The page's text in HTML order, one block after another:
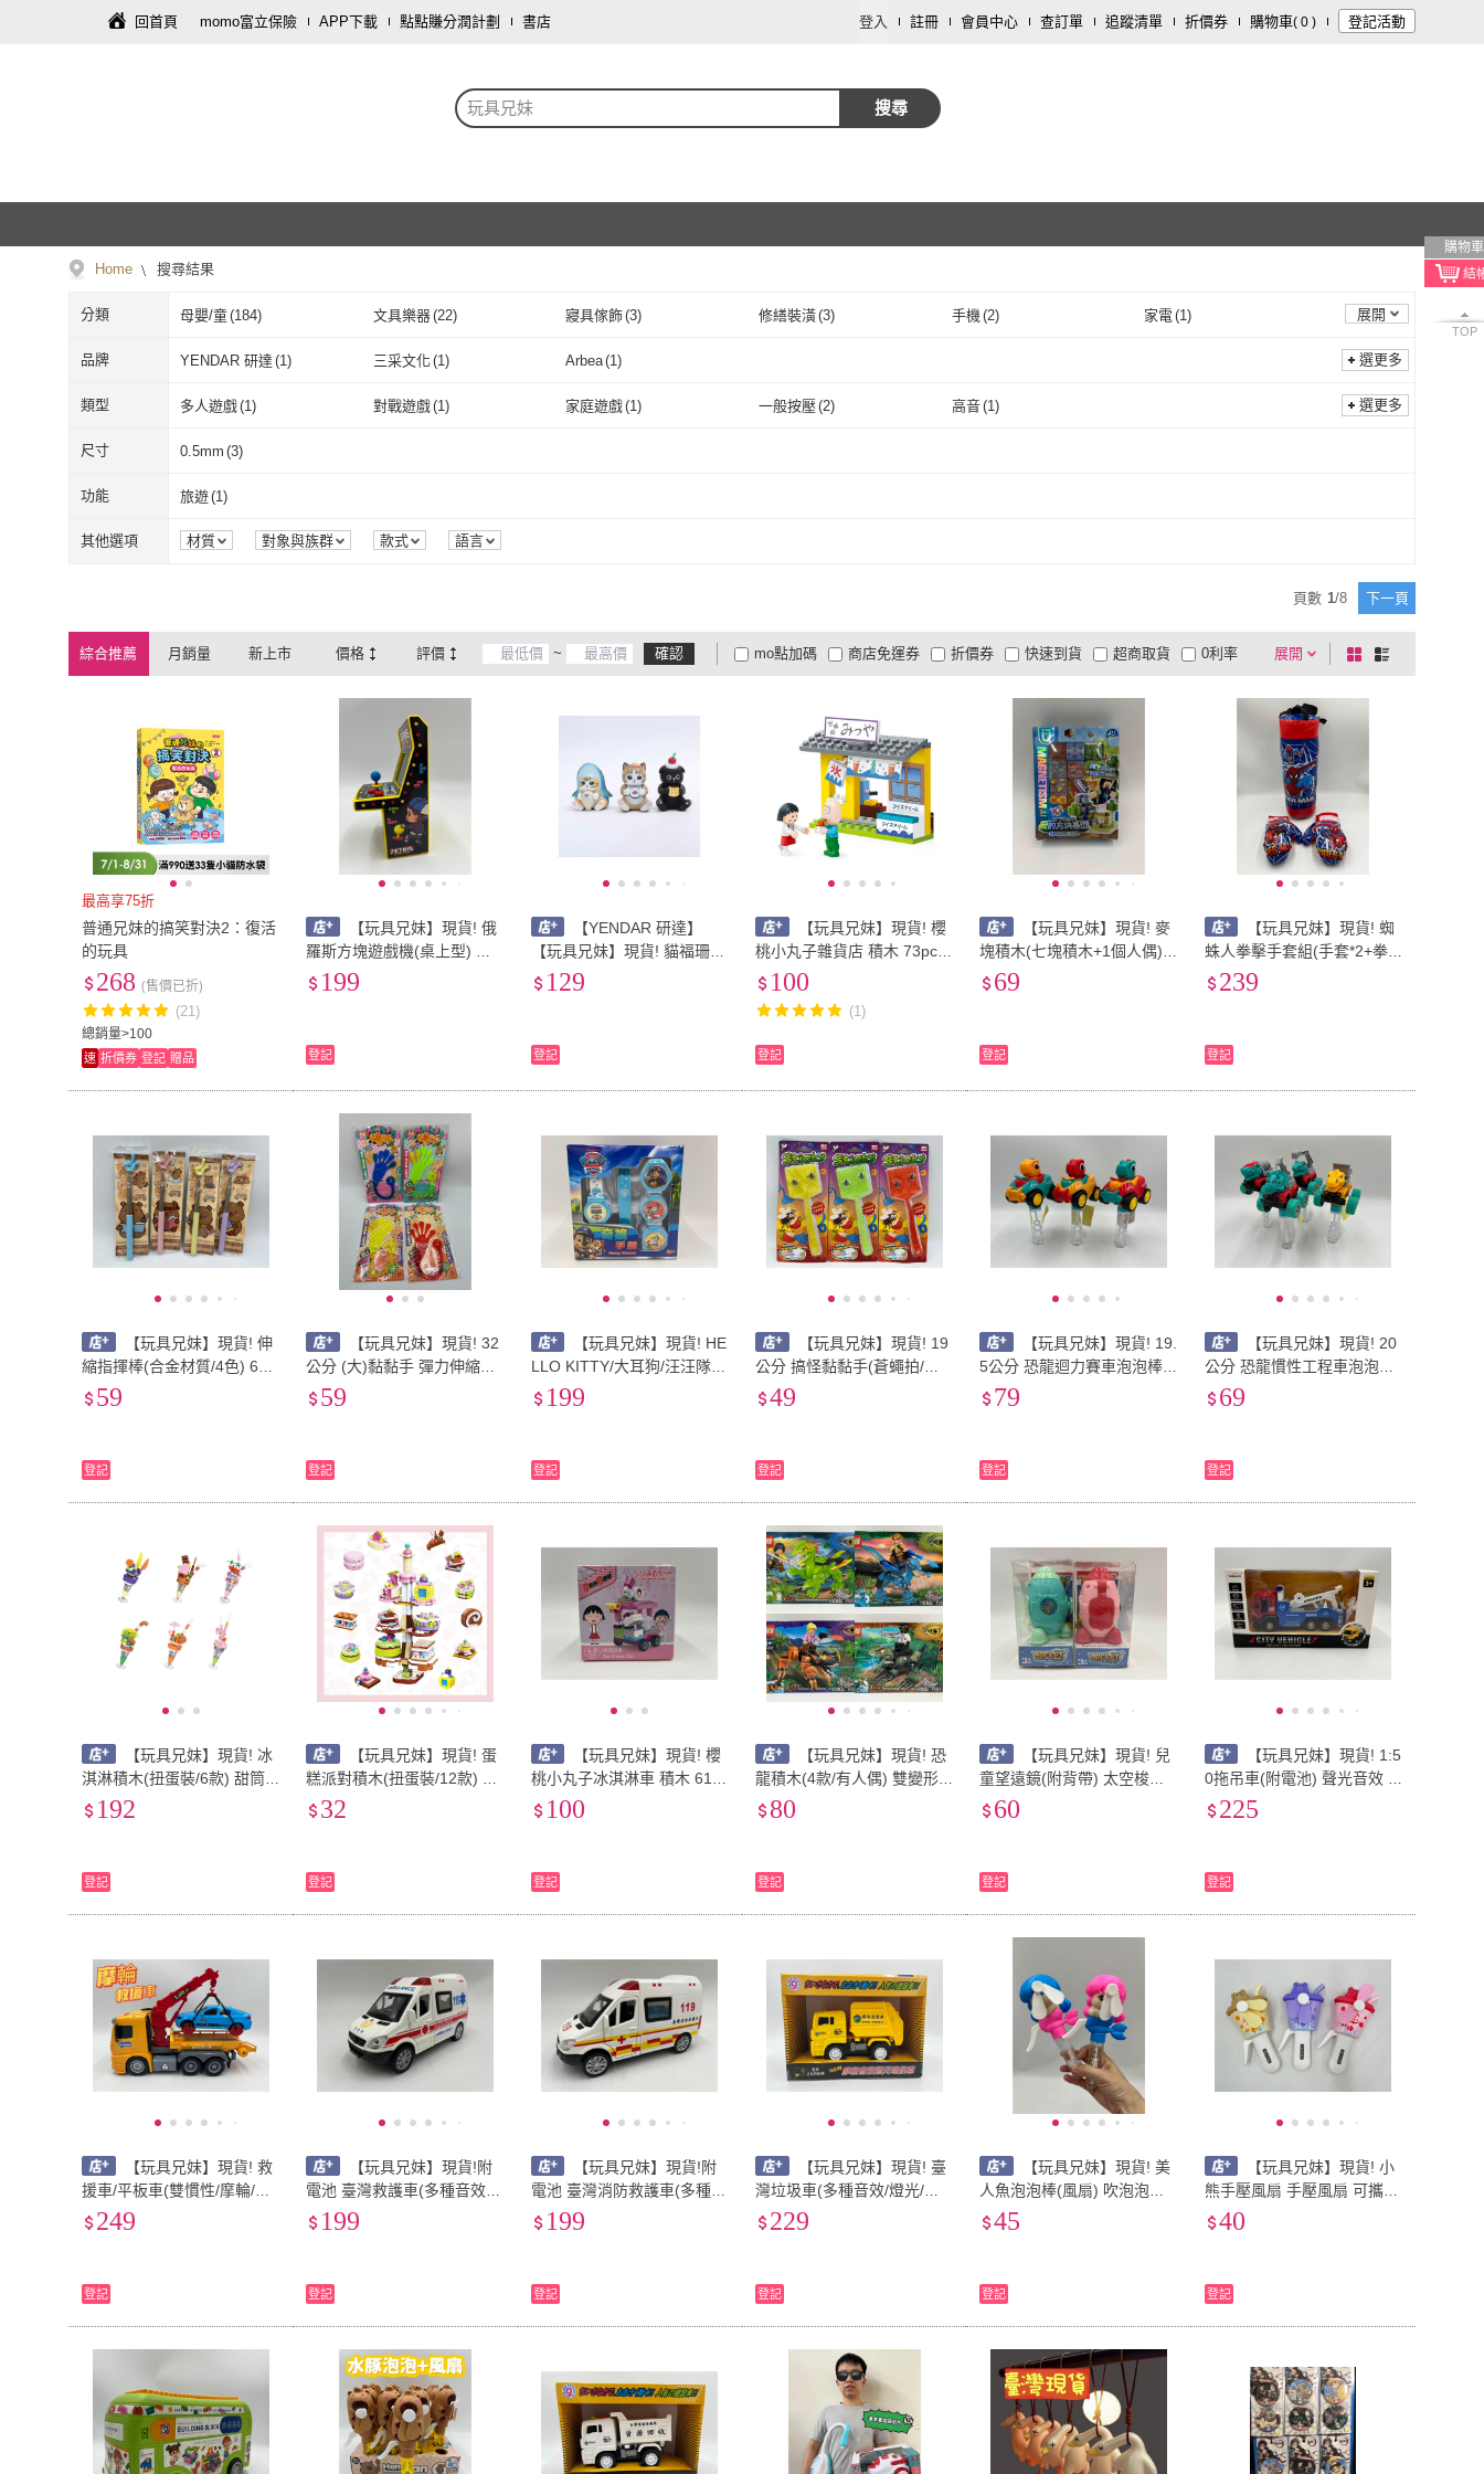
回首頁 momo富立保險 APP下載 點點賺分潤計劃 書店 登入 註冊 會員中心 查訂單 追蹤清單 折價券 購物車( 0 ) 登記活動
玩具兄妹 搜尋
購物車
TOP
Home 搜尋結果
分類 母嬰/童(184) 文具樂器(22) 寢具傢飾(3) 修繕裝潢(3) 手機(2) 家電 (1)
鞋/包/箱(1) 圖書/影音(1) 運動用品/器材
藝術開運/宗教
展開
品牌 YENDAR 研達(1) 三采文化(1) Arbea(1)
YENDAR 研達 三采文化 Arbea
選更多
類型 多人遊戲(1) 對戰遊戲(1) 家庭遊戲(1) 一般按壓(2) 高音(1)
多人遊戲
取消 選更多
尺寸 0.5mm (3)
0.5mm
功能 旅遊(1)
旅遊
其他選項 材質 對象與族群 款式 語言
頁數 1/8 下一頁
綜合推薦 月銷量 新上市 價格 評價 ~ 確認 展開
折價券
有影片
商品有量 電視購物
mo點加碼 快速到貨 超商取貨
大家電安心配
大家電快配
商店免運券 0利率
貨到付款 超商付款
5
3 及以上
棋
盤
式
列
最高享75折
普通兄妹的搞笑對決2：復活
的玩具
總銷量>100
268 (售價已折)
(21)
速 折價券 登記 贈品
【玩具兄妹】現貨! 俄
羅斯方塊遊戲機(桌上型) 可
靜音 懷舊小時候玩具 俄羅斯
199
登記
【YENDAR 研達】
【玩具兄妹】現貨! 貓福珊迪
愛抱抱(全6款/單盒售/盲盒) S
129
登記
【玩具兄妹】現貨! 櫻
桃小丸子雜貨店 積木 73pcs
櫻桃小丸子積木 正版授權
100
(1)
登記
【玩具兄妹】現貨! 麥
塊積木(七塊積木+1個人偶)
磁力DIY積木塊 拼裝磁力 我
69
登記
【玩具兄妹】現貨! 蜘
蛛人拳擊手套組(手套*2+拳
靶*1) 拳擊玩具 男孩健身運
239
登記
【玩具兄妹】現貨! 伸
縮指揮棒(合金材質/4色) 69
公分 指揮棒 指讀棒 教學教
59
登記
【玩具兄妹】現貨! 32
公分 (大)黏黏手 彈力伸縮黏
黏手 精美包裝 懷舊 復古 黏
59
登記
【玩具兄妹】現貨! HE
LLO KITTY/大耳狗/汪汪隊立
大功 變幻手錶 奇幻手錶 ST
199
登記
【玩具兄妹】現貨! 19
公分 搞怪黏黏手(蒼蠅拍/附
蒼蠅) 整人玩具 彈力伸縮黏
49
登記
【玩具兄妹】現貨! 19.
5公分 恐龍迴力賽車泡泡棒
車子可拆卸 泡泡棒 泡泡水
79
登記
【玩具兄妹】現貨! 20
公分 恐龍慣性工程車泡泡棒
車子可拆卸 泡泡棒 泡泡水
69
登記
【玩具兄妹】現貨! 冰
淇淋積木(扭蛋裝/6款) 甜筒
積木 小女孩積木 積木玩具
192
登記
【玩具兄妹】現貨! 蛋
糕派對積木(扭蛋裝/12款) 甜
點積木 蛋糕積木 烘焙派對積
32
登記
【玩具兄妹】現貨! 櫻
桃小丸子冰淇淋車 積木 61pc
s 櫻桃小丸子積木 正版授權
100
登記
【玩具兄妹】現貨! 恐
龍積木(4款/有人偶) 雙變形
霸王龍 迅猛龍 雙冠龍 牛龍
80
登記
【玩具兄妹】現貨! 兒
童望遠鏡(附背帶) 太空梭造
型望遠鏡 戶外望遠鏡 望遠鏡
60
登記
【玩具兄妹】現貨! 1:5
0拖吊車(附電池) 聲光音效 2
0公分 拖吊車 迴力車 車頭可
225
登記
【玩具兄妹】現貨! 救
援車/平板車(雙慣性/摩輪/禮
盒裝) 音效 燈光 工程車玩具
249
登記
【玩具兄妹】現貨!附
電池 臺灣救護車(多種音效/
燈光/合金迴力/車門可開) 市
199
登記
【玩具兄妹】現貨!附
電池 臺灣消防救護車(多種音
效/燈光/合金迴力/車門可開)
199
登記
【玩具兄妹】現貨! 臺
灣垃圾車(多種音效/燈光/慣
性摩輪/後斗可以開啟) 台灣
229
登記
【玩具兄妹】現貨! 美
人魚泡泡棒(風扇) 吹泡泡玩
具 多功能泡泡玩具 戶外泡泡
45
登記
【玩具兄妹】現貨! 小
熊手壓風扇 手壓風扇 可攜式
風扇 小風扇 手動風扇 手持
40
登記